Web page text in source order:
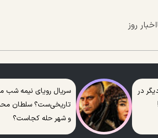
اخبار روز
در
سریال رویای نیمه شب
تاریخی‌ست؟ سلطان
و شهر حله کجاست؟